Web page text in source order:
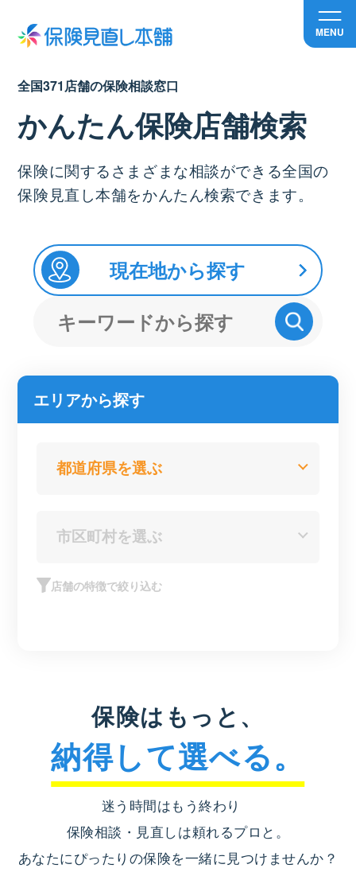
MENU
全国371店舗の保険相談窓口
かんたん保険店舗検索
保険に関するさまざまな相談ができる全国の
保険見直し本舗をかんたん検索できます。
現在地から探す
エリアから探す
店舗の特徴で絞り込む
保険はもっと、
納得して選べる。
迷う時間はもう終わり
保険相談・見直しは頼れるプロと。
あなたにぴったりの保険を一緒に見つけませんか？